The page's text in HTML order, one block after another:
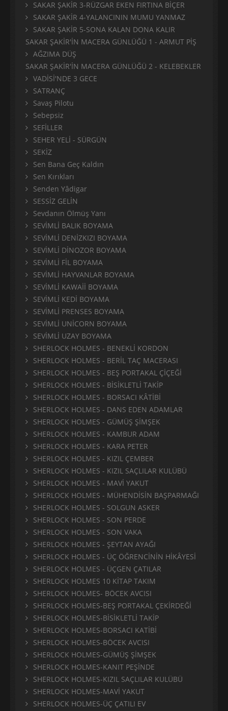
SAKAR ŞAKİR 3-RÜZGAR EKEN FIRTINA BİÇER
SAKAR ŞAKİR 4-YALANCININ MUMU YANMAZ
SAKAR ŞAKİR 5-SONA KALAN DONA KALIR
SAKAR ŞAKİR'İN MACERA GÜNLÜĞÜ 1 - ARMUT PİŞ
AĞZIMA DÜŞ
SAKAR ŞAKİR'İN MACERA GÜNLÜĞÜ 2 - KELEBEKLER
VADİSİ'NDE 3 GECE
SATRANÇ
Savaş Pilotu
Sebepsiz
SEFİLLER
SEHER YELİ - SÜRGÜN
SEKİZ
Sen Bana Geç Kaldın
Sen Kırıkları
Senden Yâdigar
SESSİZ GELİN
Sevdanın Ölmüş Yanı
SEVİMLİ BALIK BOYAMA
SEVİMLİ DENİZKIZI BOYAMA
SEVİMLİ DİNOZOR BOYAMA
SEVİMLİ FİL BOYAMA
SEVİMLİ HAYVANLAR BOYAMA
SEVİMLİ KAWAİİ BOYAMA
SEVİMLİ KEDİ BOYAMA
SEVİMLİ PRENSES BOYAMA
SEVİMLİ UNİCORN BOYAMA
SEVİMLİ UZAY BOYAMA
SHERLOCK HOLMES - BENEKLİ KORDON
SHERLOCK HOLMES - BERİL TAÇ MACERASI
SHERLOCK HOLMES - BEŞ PORTAKAL ÇİÇEĞİ
SHERLOCK HOLMES - BİSİKLETLİ TAKİP
SHERLOCK HOLMES - BORSACI KÂTİBİ
SHERLOCK HOLMES - DANS EDEN ADAMLAR
SHERLOCK HOLMES - GÜMÜŞ ŞİMŞEK
SHERLOCK HOLMES - KAMBUR ADAM
SHERLOCK HOLMES - KARA PETER
SHERLOCK HOLMES - KIZIL ÇEMBER
SHERLOCK HOLMES - KIZIL SAÇLILAR KULÜBÜ
SHERLOCK HOLMES - MAVİ YAKUT
SHERLOCK HOLMES - MÜHENDİSİN BAŞPARMAĞI
SHERLOCK HOLMES - SOLGUN ASKER
SHERLOCK HOLMES - SON PERDE
SHERLOCK HOLMES - SON VAKA
SHERLOCK HOLMES - ŞEYTAN AYAĞI
SHERLOCK HOLMES - ÜÇ ÖĞRENCİNİN HİKÂYESİ
SHERLOCK HOLMES - ÜÇGEN ÇATILAR
SHERLOCK HOLMES 10 KİTAP TAKIM
SHERLOCK HOLMES- BÖCEK AVCISI
SHERLOCK HOLMES-BEŞ PORTAKAL ÇEKİRDEĞİ
SHERLOCK HOLMES-BİSİKLETLİ TAKİP
SHERLOCK HOLMES-BORSACI KATİBİ
SHERLOCK HOLMES-BÖCEK AVCISI
SHERLOCK HOLMES-GÜMÜŞ ŞİMŞEK
SHERLOCK HOLMES-KANIT PEŞİNDE
SHERLOCK HOLMES-KIZIL SAÇLILAR KULÜBÜ
SHERLOCK HOLMES-MAVİ YAKUT
SHERLOCK HOLMES-ÜÇ ÇATILI EV